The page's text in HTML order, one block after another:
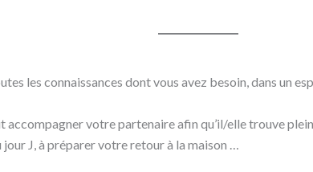
les connaissances dont vous avez besoin, dans un
votre partenaire afin qu’il/elle trouve
J, à préparer votre retour à la maison …